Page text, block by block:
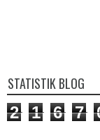
STATISTIK BLOG
2 1 6 7